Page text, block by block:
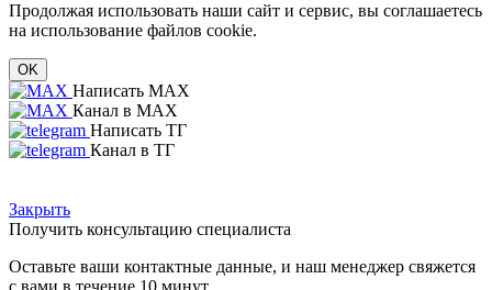
Продолжая использовать наши сайт и сервис, вы соглашаетесь
на использование файлов cookie.
OK
Написать MAX
Канал в MAX
Написать ТГ
Канал в ТГ
Закрыть
Получить консультацию специалиста
Оставьте ваши контактные данные, и наш менеджер свяжется